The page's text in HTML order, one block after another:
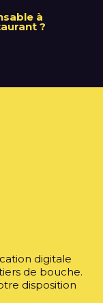
à
?
digitale
de bouche.
disposition